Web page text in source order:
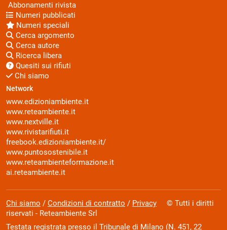
Abbonamenti rivista
Numeri pubblicati
Numeri speciali
Cerca argomento
Cerca autore
Ricerca libera
Quesiti sui rifiuti
Chi siamo
Network
www.edizioniambiente.it
www.reteambiente.it
www.nextville.it
www.rivistarifiuti.it
freebook.edizioniambiente.it/
www.puntosostenibile.it
www.reteambienteformazione.it
ai.reteambiente.it
Chi siamo / Condizioni di contratto / Privacy © Tutti i diritti
riservati - Reteambiente Srl
Testata registrata presso il Tribunale di Milano (N. 451, 22